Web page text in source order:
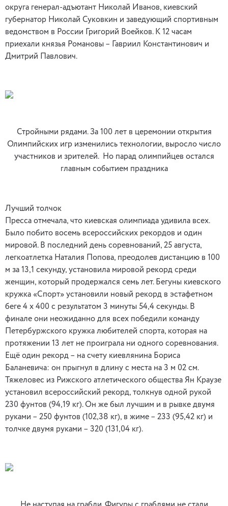
округа генерал-адъютант Николай Иванов, киевский
губернатор Николай Суковкин и заведующий спортивным
ведомством в России Григорий Воейков. К 12 часам
приехали князья Романовы – Гавриил Константинович и
Дмитрий Павлович.
Стройными рядами. За 100 лет в церемонии открытия
Олимпийских игр изменились технологии, выросло число
участников и зрителей. Но парад олимпийцев остался
главным событием праздника
Лучший толчок
Пресса отмечала, что киевская олимпиада удивила всех.
Было побито восемь всероссийских рекордов и один
мировой. В последний день соревнований, 25 августа,
легкоатлетка Наталия Попова, преодолев дистанцию в 100
м за 13,1 секунду, установила мировой рекорд среди
женщин, который продержался семь лет. Бегуны киевского
кружка «Спорт» установили новый рекорд в эстафетном
беге 4 х 400 с результатом 3 минуты 54,4 секунды. В
финале они неожиданно для всех победили команду
Петербуржского кружка любителей спорта, которая на
протяжении 13 лет не проиграла ни одного соревнования.
Ещё один рекорд – на счету киевлянина Бориса
Баланевича: он прыгнул в длину с места на 3 м 02 см.
Тяжеловес из Рижского атлетического общества Ян Краузе
установил всероссийский рекорд, толкнув одной рукой
230 фунтов (94,19 кг). Он же был лучшим и в рывке двумя
руками – 250 фунтов (102,38 кг), в жиме – 233 (95,42 кг) и
толчке двумя руками – 320 (131,04 кг).